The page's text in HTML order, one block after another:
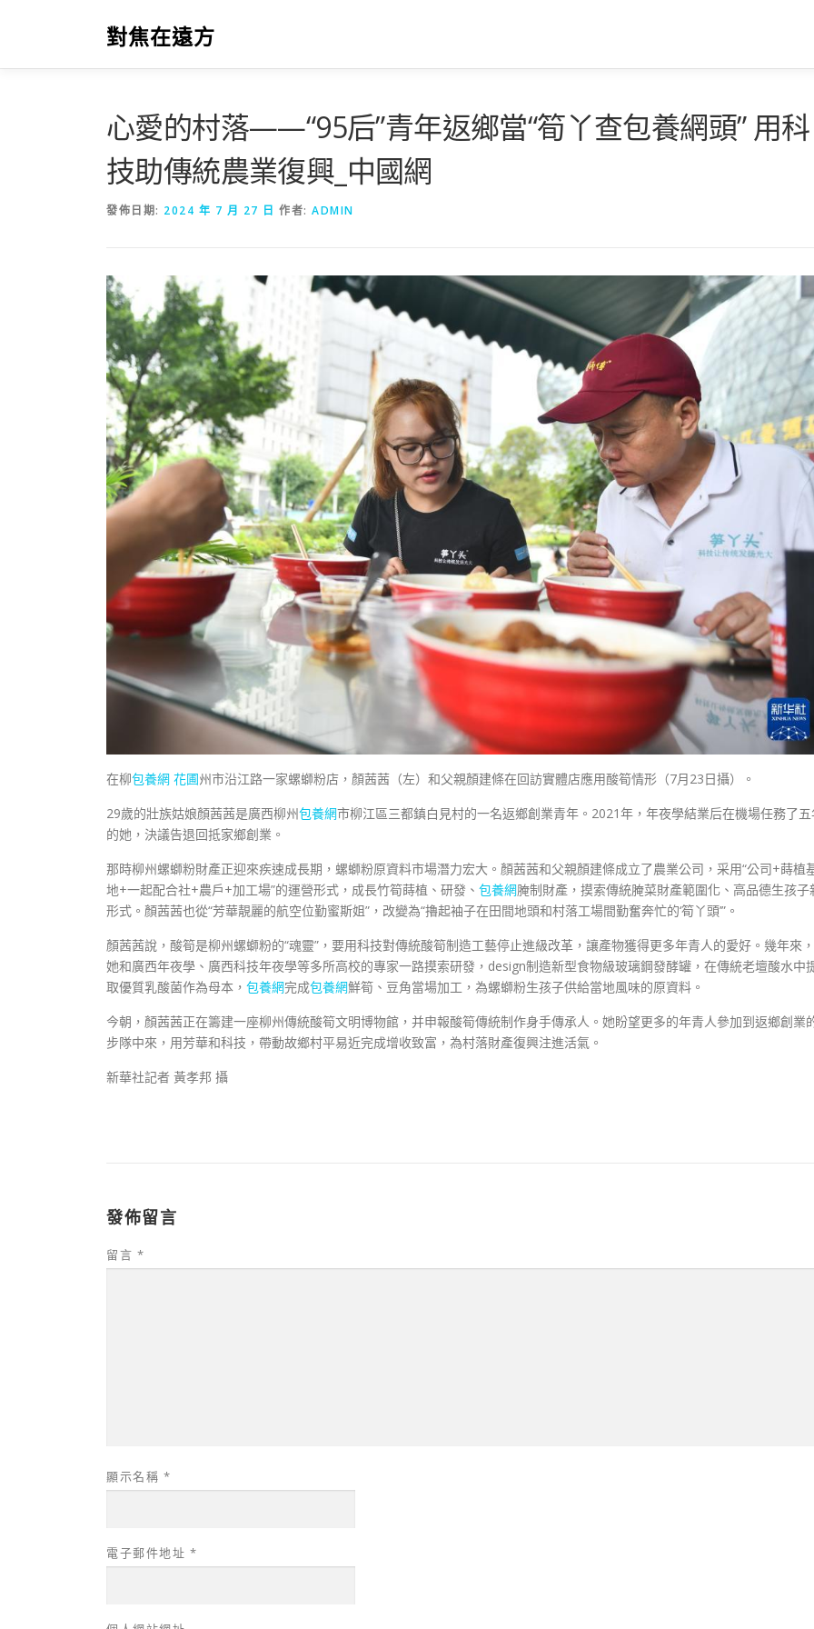
要
對焦在遠方
心愛的村落——“95后”青年返鄉當“筍丫查包養網頭” 用科
技助傳統農業復興_中國網
發佈日期: 2024 年 7 月 27 日 作者: ADMIN
在柳包養網 花圃州市沿江路一家螺螄粉店，顏茜茜（左）和父親顏建條在回訪實體店應用酸筍情形（7月23日攝）。
29歲的壯族姑娘顏茜茜是廣西柳州包養網市柳江區三都鎮白見村的一名返鄉創業青年。2021年，年夜學結業后在機場任務了
的她，決議告退回抵家鄉創業。
那時柳州螺螄粉財產正迎來疾速成長期，螺螄粉原資料市場潛力宏大。顏茜茜和父親顏建條成立了農業公司，采用“公司+蒔植
地+一起配合社+農戶+加工場”的運營形式，成長竹筍蒔植、研發、 包養網腌制財產，摸索傳統腌菜財產範圍化、高品德生孩子
形式。顏茜茜也從“芳華靚麗的航空位勤蜜斯姐”，改變為“擼起袖子在田間地頭和村落工場間勤奮奔忙的‘筍丫頭’”。
顏茜茜說，酸筍是柳州螺螄粉的“魂靈”，要用科技對傳統酸筍制造工藝停止進級改革，讓產物獲得更多年青人的愛好。幾年來，
她和廣西年夜學、廣西科技年夜學等多所高校的專家一路摸索研發，design制造新型食物級玻璃鋼發酵罐，在傳統老壇酸水中
取優質乳酸菌作為母本， 包養網完成包養網鮮筍、豆角當場加工，為螺螄粉生孩子供給當地風味的原資料。
今朝，顏茜茜正在籌建一座柳州傳統酸筍文明博物館，并申報酸筍傳統制作身手傳承人。她盼望更多的年青人參加到返鄉創業
步隊中來，用芳華和科技，帶動故鄉村平易近完成增收致富，為村落財產復興注進活氣。
新華社記者 黃孝邦 攝
發佈留言
留言 *
顯示名稱 *
電子郵件地址 *